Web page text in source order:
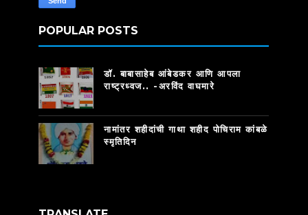
POPULAR POSTS
डॉ. बाबासाहेब आंबेडकर आणि आपला
राष्ट्रध्वज.. -अरविंद वाघमारे
नामांतर शहीदांची गाथा शहीद पोचिराम कांबळे
स्मृतिदिन